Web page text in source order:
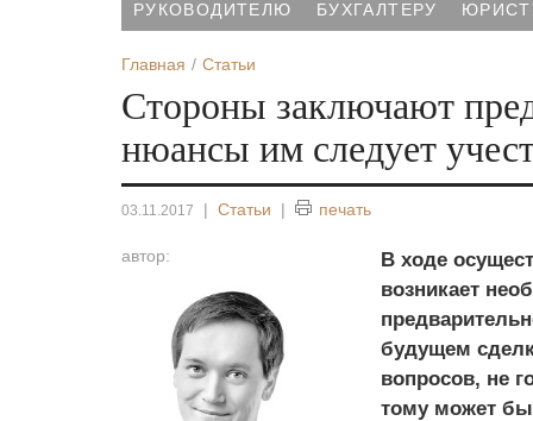
РУКОВОДИТЕЛЮ БУХГАЛТЕРУ
Главная Статьи
Стороны заключают
нюансы им следует
03.11.2017 | Статьи | печать
автор:
В ходе
возникает
будущем
вопросов, не
тому может